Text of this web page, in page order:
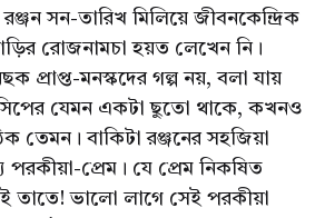
সন-তারিখ মিলিয়ে জীবনকেন্দ্রিক
রোজনামচা হয়ত লেখেন নি।
প্রাপ্ত-মনস্কদের গল্প নয়, বলা যায়
যেমন একটা ছুতো থাকে, কখনও
তেমন। বাকিটা রঞ্জনের সহজিয়া
পরকীয়া-প্রেম। যে প্রেম নিকষিত
তাতে! ভালো লাগে সেই পরকীয়া